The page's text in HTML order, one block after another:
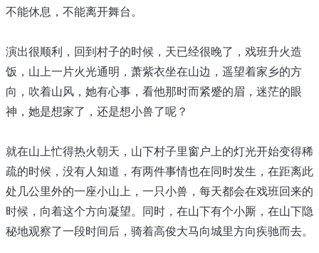
不能休息，不能离开舞台。
演出很顺利，回到村子的时候，天已经很晚了，戏班升火造
饭，山上一片火光通明，萧紫衣坐在山边，遥望着家乡的方
向，吹着山风，她有心事，看他那时而紧蹙的眉，迷茫的眼
神，她是想家了，还是想小兽了呢？
就在山上忙得热火朝天，山下村子里窗户上的灯光开始变得稀
疏的时候，没有人知道，有两件事情也在同时发生，在距离此
处几公里外的一座小山上，一只小兽，每天都会在戏班回来的
时候，向着这个方向凝望。同时，在山下有个小厮，在山下隐
秘地观察了一段时间后，骑着高俊大马向城里方向疾驰而去。